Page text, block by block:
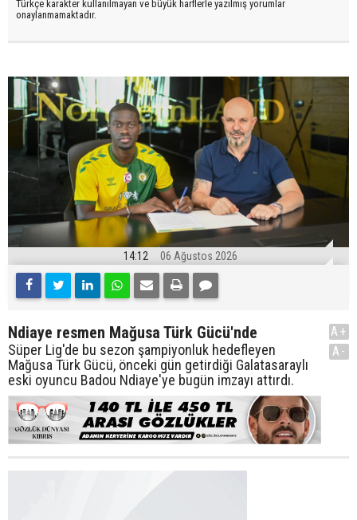
Türkçe karakter kullanılmayan ve büyük harflerle yazılmış yorumlar
onaylanmamaktadır.
14:12 06 Ağustos 2026
Ndiaye resmen Mağusa Türk Gücü'nde
Süper Lig'de bu sezon şampiyonluk hedefleyen
Mağusa Türk Gücü, önceki gün getirdiği Galatasaraylı
eski oyuncu Badou Ndiaye'ye bugün imzayı attırdı.
A+
A-